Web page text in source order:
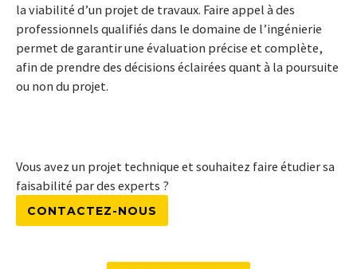
la viabilité d’un projet de travaux. Faire appel à des
professionnels qualifiés dans le domaine de l’ingénierie
permet de garantir une évaluation précise et complète,
afin de prendre des décisions éclairées quant à la poursuite
ou non du projet.
Vous avez un projet technique et souhaitez faire étudier sa
faisabilité par des experts ?
CONTACTEZ-NOUS